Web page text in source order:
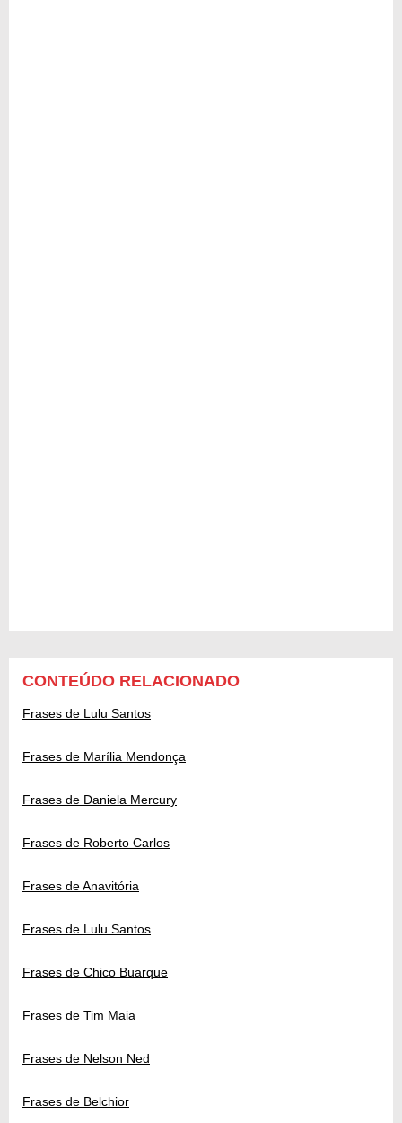
CONTEÚDO RELACIONADO
Frases de Lulu Santos
Frases de Marília Mendonça
Frases de Daniela Mercury
Frases de Roberto Carlos
Frases de Anavitória
Frases de Lulu Santos
Frases de Chico Buarque
Frases de Tim Maia
Frases de Nelson Ned
Frases de Belchior